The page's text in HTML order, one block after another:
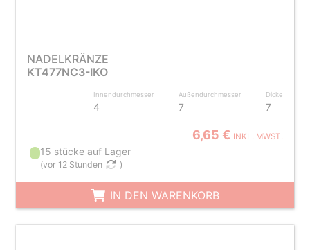
NADELKRÄNZE
KT477NC3-IKO
Innendurchmesser
4
Außendurchmesser
7
Dicke
7
6,65 € INKL. MWST.
15 stücke auf Lager
(vor 12 Stunden )
IN DEN WARENKORB